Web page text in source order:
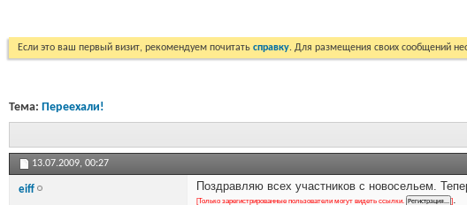
Если это ваш первый визит, рекомендуем почитать справку. Для размещения своих сообщений
Тема: Переехали!
13.07.2009, 00:27
eiff Поздравляю всех участников с новосельем.
[Только зарегистрированные пользователи могут видеть ссылки. ] .